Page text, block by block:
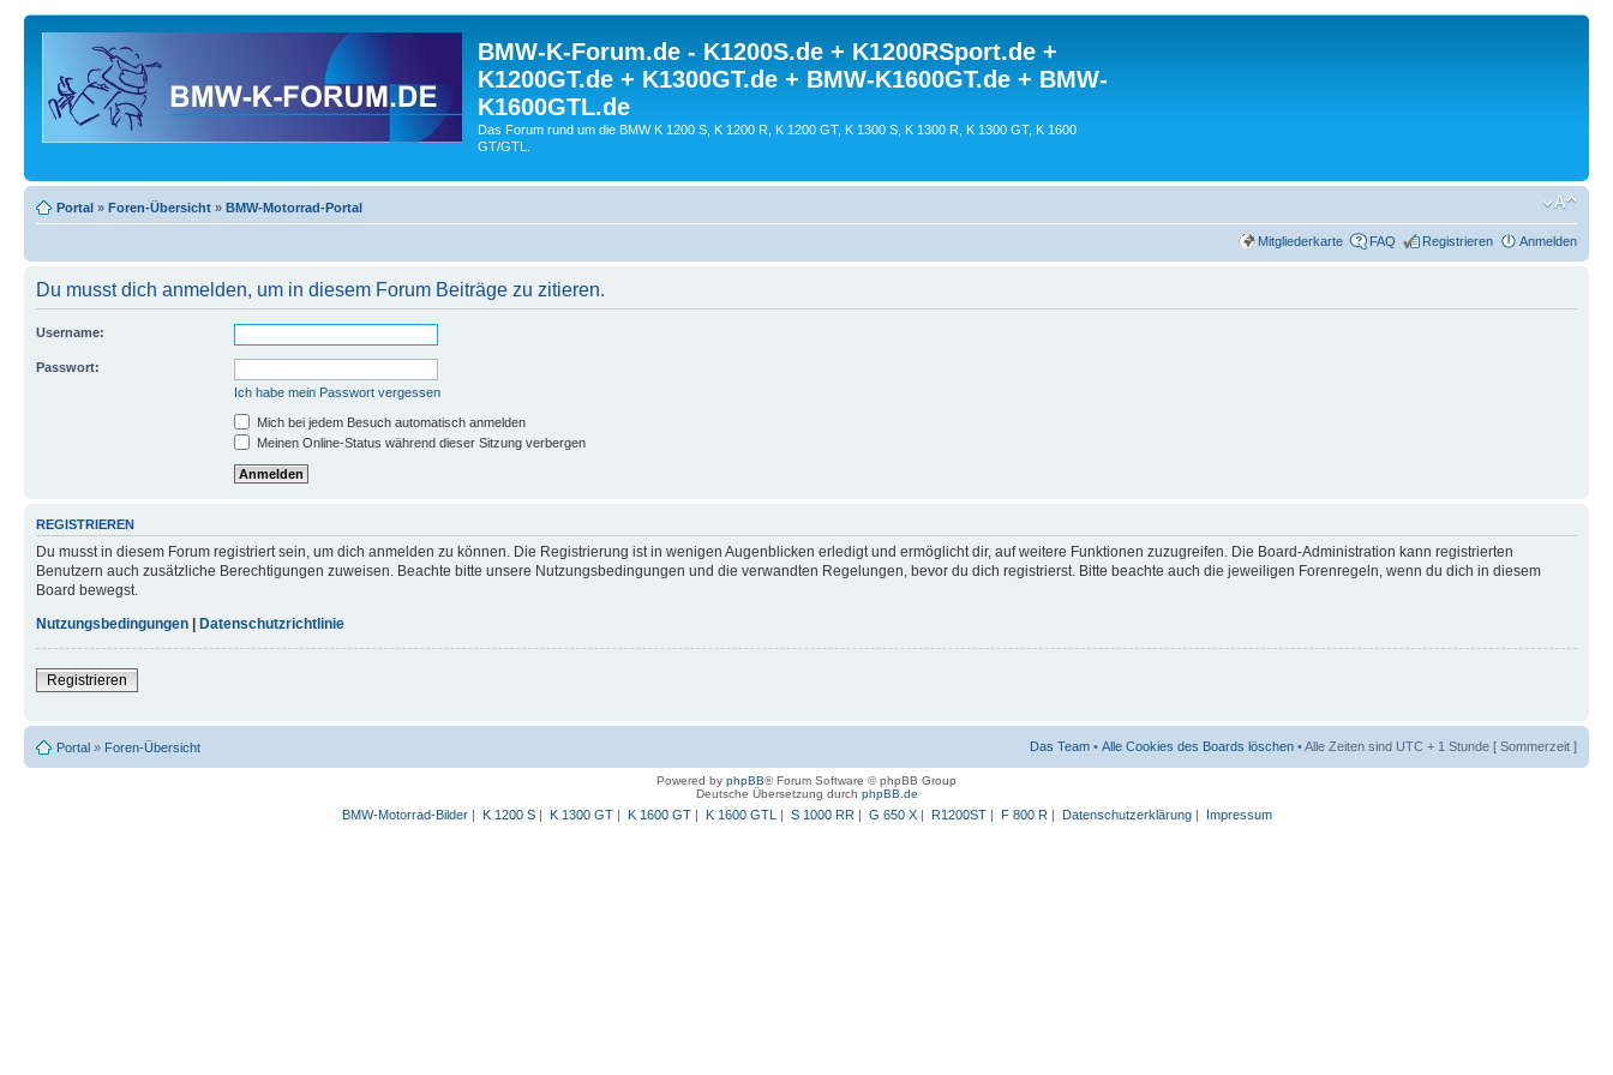
BMW-K-Forum.de - K1200S.de + K1200RSport.de +
K1200GT.de + K1300GT.de + BMW-K1600GT.de + BMW-
K1600GTL.de
Das Forum rund um die BMW K 1200 S, K 1200 R, K 1200 GT, K 1300 S, K 1300 R, K 1300 GT, K 1600
GT/GTL.
Portal » Foren-Übersicht » BMW-Motorrad-Portal
Mitgliederkarte FAQ Registrieren Anmelden
Du musst dich anmelden, um in diesem Forum Beiträge zu zitieren.
Username:
Passwort:
Ich habe mein Passwort vergessen
Mich bei jedem Besuch automatisch anmelden
Meinen Online-Status während dieser Sitzung verbergen
REGISTRIEREN
Du musst in diesem Forum registriert sein, um dich anmelden zu können. Die Registrierung ist in wenigen Augenblicken erledigt und ermöglicht dir, auf weitere Funktionen zuzugreifen. Die Board-Administration kann registrierten
Benutzern auch zusätzliche Berechtigungen zuweisen. Beachte bitte unsere Nutzungsbedingungen und die verwandten Regelungen, bevor du dich registrierst. Bitte beachte auch die jeweiligen Forenregeln, wenn du dich in diesem
Board bewegst.
Nutzungsbedingungen
Datenschutzrichtlinie
Registrieren
Portal » Foren-Übersicht Das Team • Alle Cookies des Boards löschen • Alle Zeiten sind UTC + 1 Stunde [ Sommerzeit ]
Powered by phpBB® Forum Software © phpBB Group
Deutsche Übersetzung durch phpBB.de
BMW-Motorrad-Bilder| K 1200 S| K 1300 GT| K 1600 GT| K 1600 GTL | S 1000 RR | G 650 X| R1200ST| F 800 R | Datenschutzerklärung| Impressum